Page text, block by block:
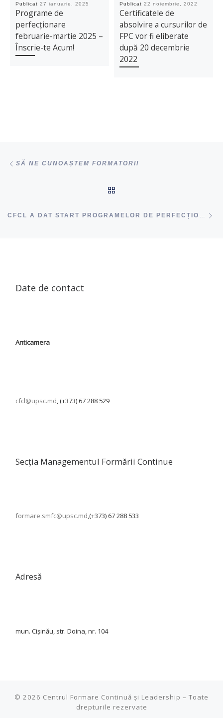
Publicat27 ianuarie, 2025
Programe de
perfecționare
februarie-martie 2025 –
Înscrie-te Acum!
Publicat22 noiembrie, 2022
Certificatele de
absolvire a cursurilor de
FPC vor fi eliberate
după 20 decembrie
2022
Navigare articole
SĂ NE CUNOAȘTEM FORMATORII
Date de contact
Anticamera
cfcl@upsc.md, (+373) 67 288 529
Secția Managementul Formării Continue
formare.smfc@upsc.md,(+373) 67 288 533
Adresă
mun. Cișinău, str. Doina, nr. 104
© 2026 Centrul Formare Continuă și Leadership – Toate
drepturile rezervate